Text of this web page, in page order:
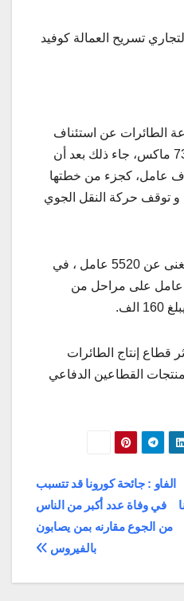
التجاري تسريح العمالة كوفيد
الطائرات عن استئناف
إنتاج الطائرات من طراز 737 ماكس، جاء ذلك بعد أن
الشركة بتسريح 6 آلاف عامل، كجزء من خطتها
اثار وباء كوفيد 19, و توقف حركة النقل الجوي
بوينخ اعلنت ايصا انها ستستغنى عن 5520 عامل ، في
لتشريح 16 الف عامل على مراحل من
قطاع إنتاج الطائرات
منتجات القطاعين الدفاعي
الفاو : جائحة كورونا قد تتسبب
في وفاة عدد أكبر من الناس
من الجوع مقارنه بمن يصابون
بالفيروس